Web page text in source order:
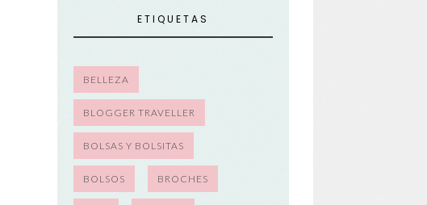
ETIQUETAS
BELLEZA
BLOGGER TRAVELLER
BOLSAS Y BOLSITAS
BOLSOS BROCHES